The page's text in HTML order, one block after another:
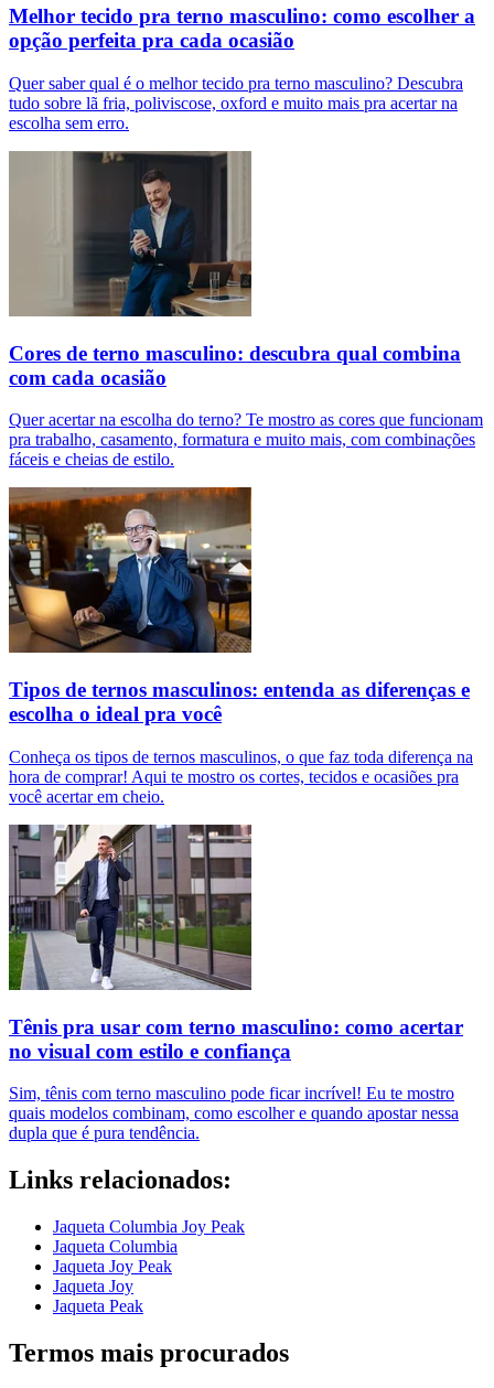
Melhor tecido pra terno masculino: como escolher a
opção perfeita pra cada ocasião
Quer saber qual é o melhor tecido pra terno masculino? Descubra
tudo sobre lã fria, poliviscose, oxford e muito mais pra acertar na
escolha sem erro.
Cores de terno masculino: descubra qual combina
com cada ocasião
Quer acertar na escolha do terno? Te mostro as cores que funcionam
pra trabalho, casamento, formatura e muito mais, com combinações
fáceis e cheias de estilo.
Tipos de ternos masculinos: entenda as diferenças e
escolha o ideal pra você
Conheça os tipos de ternos masculinos, o que faz toda diferença na
hora de comprar! Aqui te mostro os cortes, tecidos e ocasiões pra
você acertar em cheio.
Tênis pra usar com terno masculino: como acertar
no visual com estilo e confiança
Sim, tênis com terno masculino pode ficar incrível! Eu te mostro
quais modelos combinam, como escolher e quando apostar nessa
dupla que é pura tendência.
Links relacionados:
Jaqueta Columbia Joy Peak
Jaqueta Columbia
Jaqueta Joy Peak
Jaqueta Joy
Jaqueta Peak
Termos mais procurados